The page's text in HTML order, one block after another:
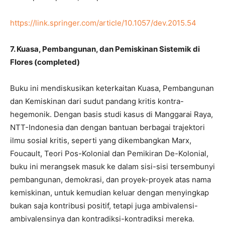
https://link.springer.com/article/10.1057/dev.2015.54
7. Kuasa, Pembangunan, dan Pemiskinan Sistemik di
Flores (completed)
Buku ini mendiskusikan keterkaitan Kuasa, Pembangunan
dan Kemiskinan dari sudut pandang kritis kontra-
hegemonik. Dengan basis studi kasus di Manggarai Raya,
NTT-Indonesia dan dengan bantuan berbagai trajektori
ilmu sosial kritis, seperti yang dikembangkan Marx,
Foucault, Teori Pos-Kolonial dan Pemikiran De-Kolonial,
buku ini merangsek masuk ke dalam sisi-sisi tersembunyi
pembangunan, demokrasi, dan proyek-proyek atas nama
kemiskinan, untuk kemudian keluar dengan menyingkap
bukan saja kontribusi positif, tetapi juga ambivalensi-
ambivalensinya dan kontradiksi-kontradiksi mereka.